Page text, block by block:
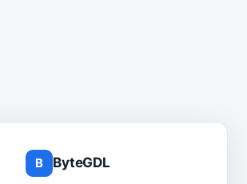
B ByteGDL